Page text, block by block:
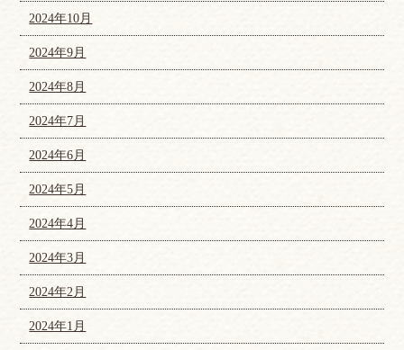
2024年10月
2024年9月
2024年8月
2024年7月
2024年6月
2024年5月
2024年4月
2024年3月
2024年2月
2024年1月